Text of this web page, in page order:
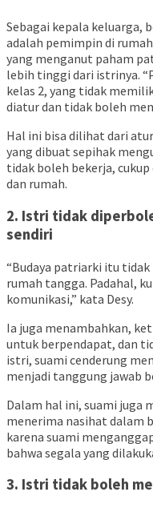
Sebagai kepala keluarga,
adalah pemimpin di
yang menganut paham
lebih tinggi dari istrinya.
kelas 2, yang tidak
diatur dan tidak boleh
Hal ini bisa dilihat dari
yang dibuat sepihak
tidak boleh bekerja,
dan rumah.
2. Istri tidak
sendiri
“Budaya patriarki itu
rumah tangga. Padahal,
komunikasi,” kata Desy.
Ia juga menambahkan,
untuk berpendapat, dan
istri, suami cenderung
menjadi tanggung jawab
Dalam hal ini, suami juga
menerima nasihat dalam
karena suami
bahwa segala yang
3. Istri tidak boleh